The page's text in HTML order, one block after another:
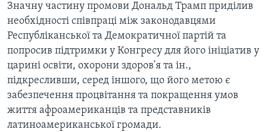
Значну частину промови Дональд Трамп приділив
необхідності співпраці між законодавцями
Республіканської та Демократичної партій та
попросив підтримки у Конгресу для його ініціатив у
царині освіти, охорони здоров'я та ін.,
підкресливши, серед іншого, що його метою є
забезпечення процвітання та покращення умов
життя афроамериканців та представників
латиноамериканської громади.